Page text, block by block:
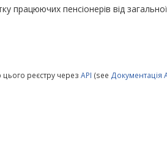
працюючих пенсіонерів від
реєстру через API (see Документація